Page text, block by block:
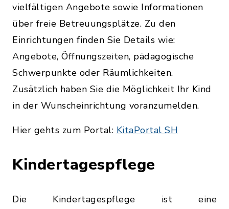
vielfältigen Angebote sowie Informationen
über freie Betreuungsplätze. Zu den
Einrichtungen finden Sie Details wie:
Angebote, Öffnungszeiten, pädagogische
Schwerpunkte oder Räumlichkeiten.
Zusätzlich haben Sie die Möglichkeit Ihr Kind
in der Wunscheinrichtung voranzumelden.
Hier gehts zum Portal: KitaPortal SH
Kindertagespflege
Die Kindertagespflege ist eine